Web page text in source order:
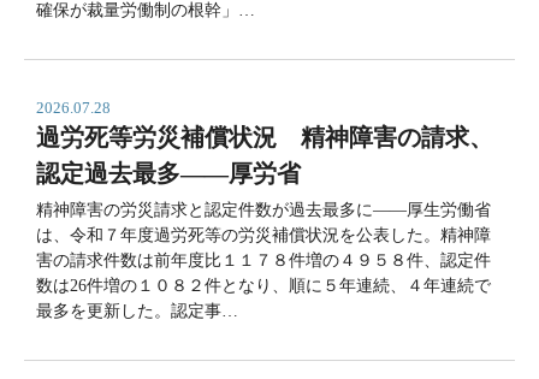
確保が裁量労働制の根幹」…
2026.07.28
過労死等労災補償状況 精神障害の請求、
認定過去最多――厚労省
精神障害の労災請求と認定件数が過去最多に――厚生労働省
は、令和７年度過労死等の労災補償状況を公表した。精神障
害の請求件数は前年度比１１７８件増の４９５８件、認定件
数は26件増の１０８２件となり、順に５年連続、４年連続で
最多を更新した。認定事…